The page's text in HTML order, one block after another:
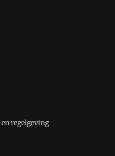
regelgeving